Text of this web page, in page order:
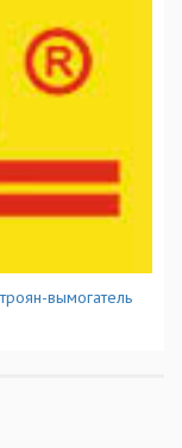
вымогатель